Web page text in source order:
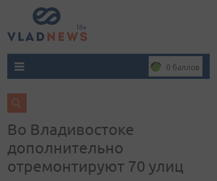
0 баллов
Во Владивостоке
дополнительно
отремонтируют 70 улиц